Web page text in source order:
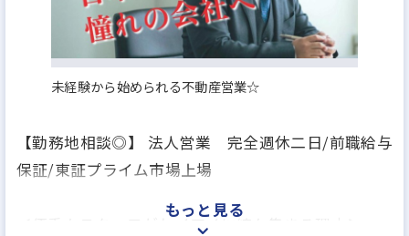
未経験から始められる不動産営業☆
【勤務地相談◎】 法人営業 完全週休二日/前職給与
保証/東証プライム市場上場
＜優秀なスタッフがケイアイに続々集まる理由＞
もっと見る